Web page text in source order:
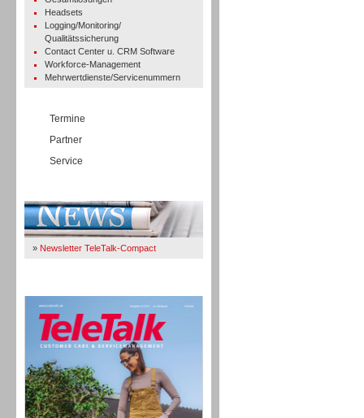
Headsets
Logging/Monitoring/
Qualitätssicherung
Contact Center u. CRM Software
Workforce-Management
Mehrwertdienste/Servicenummern
Termine
Partner
Service
» Newsletter TeleTalk-Compact